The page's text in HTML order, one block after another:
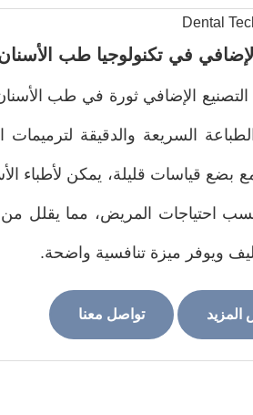
الإضافي في تكنولوجيا طب
الإضافي ثورة في طب
السريعة والدقيقة لترميمات
بضع قياسات قليلة، يمكن لأطباء
احتياجات المريض، مما يقلل من
ويوفر ميزة تنافسية واضحة.
تواصل معنا